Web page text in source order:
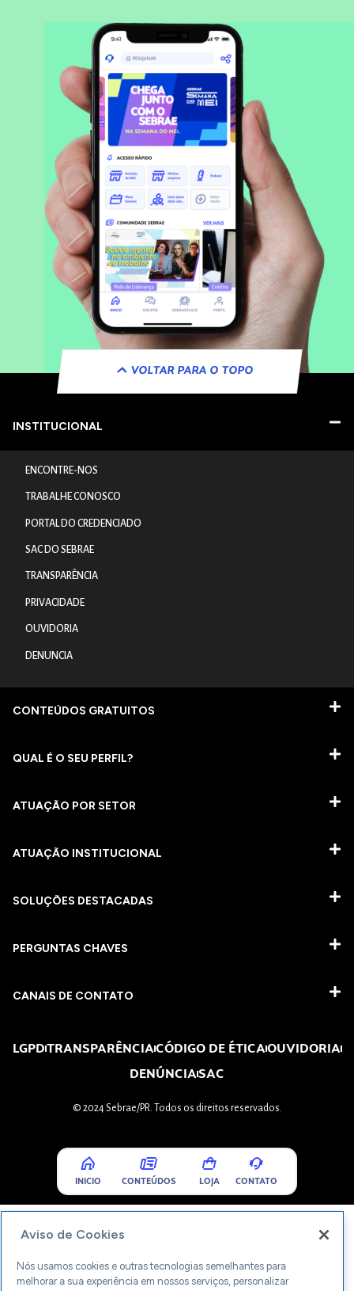
VOLTAR PARA O TOPO
INSTITUCIONAL
ENCONTRE-NOS
TRABALHE CONOSCO
PORTAL DO CREDENCIADO
SAC DO SEBRAE
TRANSPARÊNCIA
PRIVACIDADE
OUVIDORIA
DENUNCIA
CONTEÚDOS GRATUITOS
QUAL É O SEU PERFIL?
ATUAÇÃO POR SETOR
ATUAÇÃO INSTITUCIONAL
SOLUÇÕES DESTACADAS
PERGUNTAS CHAVES​
CANAIS DE CONTATO
LGPDTRANSPARÊNCIACÓDIGO DE ÉTICAOUVIDORIA
DENÚNCIASAC
© 2024 Sebrae/PR. Todos os direitos reservados.
INICIO CONTEÚDOS LOJA CONTATO
Aviso de Cookies
Nós usamos cookies e outras tecnologias semelhantes para
melhorar a sua experiência em nossos serviços, personalizar